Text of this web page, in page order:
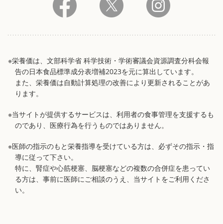
※栄養価は、文部科学省 科学技術・学術審議会資源調査分科会報
告の日本食品標準成分表増補2023を元に算出しています。
また、栄養価は自動計算処理の改善により更新されることがあ
ります。
※当サイトが提供するサービスは、利用者の食事管理を支援するも
のであり、医療行為を行うものではありません。
※医師の指示のもと栄養指導を受けている方は、必ずその指示・指
導に従って下さい。
特に、腎症や心筋梗塞、脳梗塞などの複数の合併症を患ってい
る方は、事前に医師にご相談のうえ、当サイトをご利用くださ
い。